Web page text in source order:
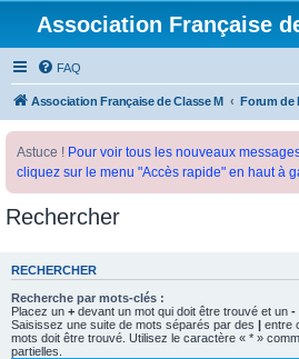
Association Française
FAQ
Association Française de Classe M
Astuce ! Pour voir tous les nouveaux
cliquez sur le menu "Accès rapide" en haut à
Rechercher
RECHERCHER
Recherche par mots-clés :
Placez un + devant un mot qui doit être trouvé et un -
Saisissez une suite de mots séparés par des | entre
mots doit être trouvé. Utilisez le caractère « * »
partielles.